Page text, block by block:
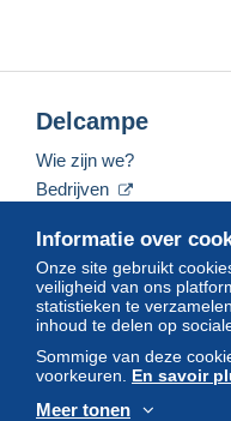
Informatie over
Onze site gebruikt
veiligheid van ons
statistieken te
inhoud te delen op
Sommige van deze
voorkeuren. En savoir
Meer tonen
Delcampe
Wie zijn we?
Bedrijven
Neem contact met ons
© Delcampe